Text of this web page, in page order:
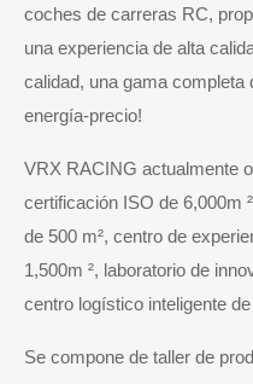
coches de carreras RC,
una experiencia de alta
calidad, una gama completa
energía-precio!
VRX RACING actualmente
certificación ISO de 6,000m
de 500 m², centro de
1,500m ², laboratorio de
centro logístico inteligente de
Se compone de taller de